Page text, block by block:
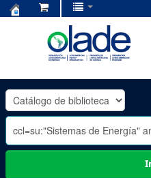
OLADE
-